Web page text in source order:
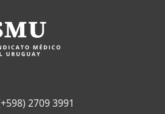
2709 3991